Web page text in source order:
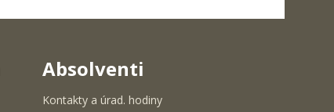
Absolventi
Kontakty a úrad. hodiny